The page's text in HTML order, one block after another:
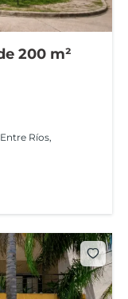
200 m²
Ríos,